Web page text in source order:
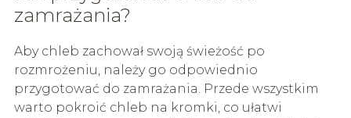
zamrażania?
Aby chleb zachował swoją świeżość po
rozmrożeniu, należy go odpowiednio
przygotować do zamrażania. Przede wszystkim
warto pokroić chleb na kromki, co ułatwi